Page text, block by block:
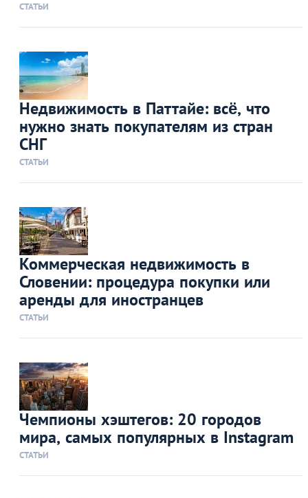
СТАТЬИ
Недвижимость в Паттайе: всё, что
нужно знать покупателям из стран
СНГ
СТАТЬИ
Коммерческая недвижимость в
Словении: процедура покупки или
аренды для иностранцев
СТАТЬИ
Чемпионы хэштегов: 20 городов
мира, самых популярных в Instagram
СТАТЬИ